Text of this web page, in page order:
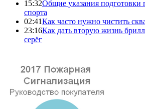
15:32Общие указания подготовки
спорта
02:41Как часто нужно чистить
23:16Как дать вторую жизнь
серёг